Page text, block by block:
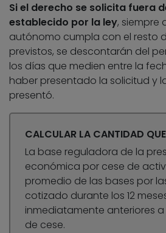
Si el derecho se solicita fuera
establecido por la ley, siempre
autónomo cumpla con el resto
previstos, se descontarán del
los días que medien entre la
haber presentado la solicitud y
presentó.
CALCULAR LA CANTIDAD
La base reguladora de la
económica por cese de
promedio de las bases por
cotizado durante los 12
inmediatamente anteriores
de cese.